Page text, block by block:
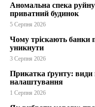
Аномальна спека
приватний будинок
5 Серпня 2026
Чому тріскають банки
уникнути
3 Серпня 2026
Прикатка ґрунту:
налаштування
1 Серпня 2026